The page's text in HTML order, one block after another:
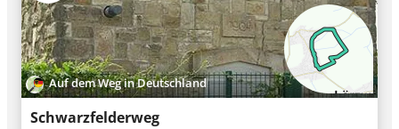
Auf dem Weg in Deutschland
Schwarzfelderweg